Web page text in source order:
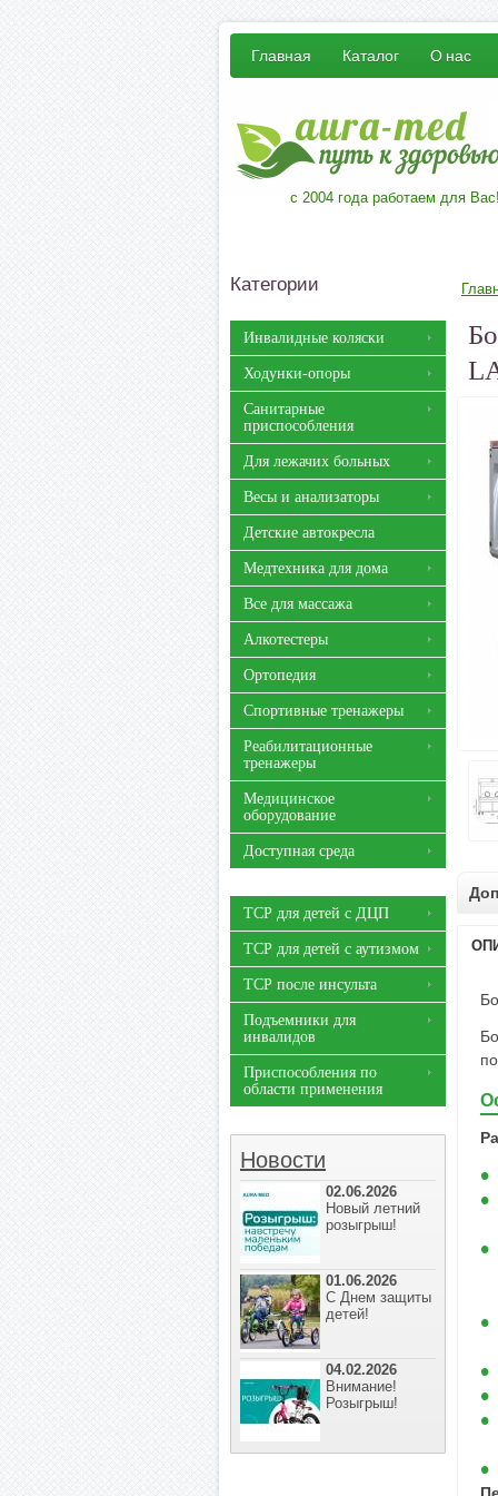
Главная Каталог О нас
с 2004 года работаем для
Категории
Инвалидные коляски
Ходунки-опоры
Санитарные
приспособления
Для лежачих больных
Весы и анализаторы
Детские автокресла
Медтехника для дома
Все для массажа
Алкотестеры
Ортопедия
Спортивные тренажеры
Реабилитационные
тренажеры
Медицинское
оборудование
Доступная среда
ТСР для детей с ДЦП
ТСР для детей с аутизмом
ТСР после инсульта
Подъемники для
инвалидов
Приспособления по
области применения
Новости
02.06.2026
Новый летний
розыгрыш!
01.06.2026
С Днем защиты
детей!
04.02.2026
Внимание!
Розыгрыш!